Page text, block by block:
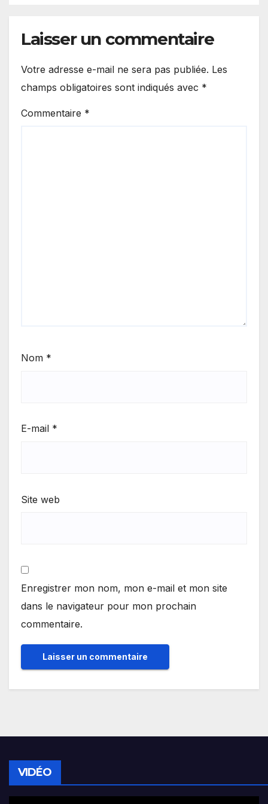
Laisser un commentaire
Votre adresse e-mail ne sera pas publiée. Les
champs obligatoires sont indiqués avec *
Commentaire *
Nom *
E-mail *
Site web
Enregistrer mon nom, mon e-mail et mon site
dans le navigateur pour mon prochain
commentaire.
VIDÉO